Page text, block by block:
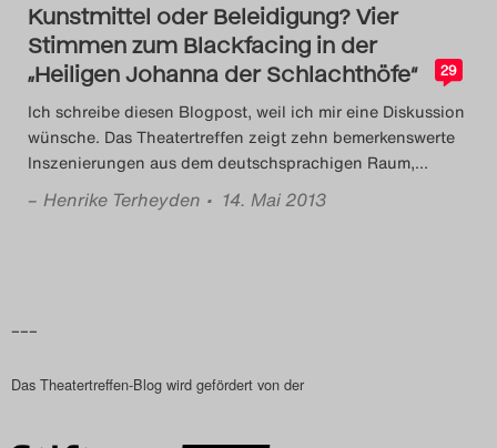
2019
Das Theatertreffen-Blog
2020
Das Theatertreffen-Blog
2021
Das Theatertreffen-Blog
Kunstmittel oder Beleidigung? Vier
Stimmen zum Blackfacing in der
„Heiligen Johanna der Schlachthöfe“
29
Ich schreibe diesen Blogpost, weil ich mir eine Diskussion
wünsche. Das Theatertreffen zeigt zehn bemerkenswerte
Inszenierungen aus dem deutschsprachigen Raum,…
– Henrike Terheyden • 14. Mai 2013
–––
Das Theatertreffen-Blog wird gefördert von der